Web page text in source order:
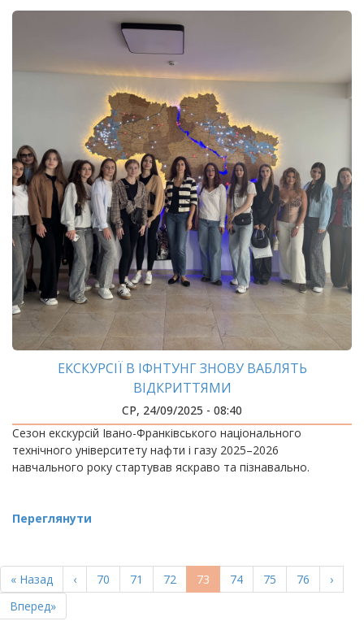
ЕКСКУРСІЇ В ІФНТУНГ ЗНОВУ ВАБЛЯТЬ
ВІДКРИТТЯМИ
СР, 24/09/2025 - 08:40
Сезон екскурсій Івано-Франківського національного
технічного університету нафти і газу 2025–2026
навчального року стартував яскраво та пізнавально.
Переглянути
НА
СТОРІНКИ
Перша
сторінка
« Назад
Попередня
сторінка
‹ Page
70 Page
71 Page
72
Поточна
сторінка
73 Page
74 Page
75 Page
76
›
Остання
сторінка
Вперед»